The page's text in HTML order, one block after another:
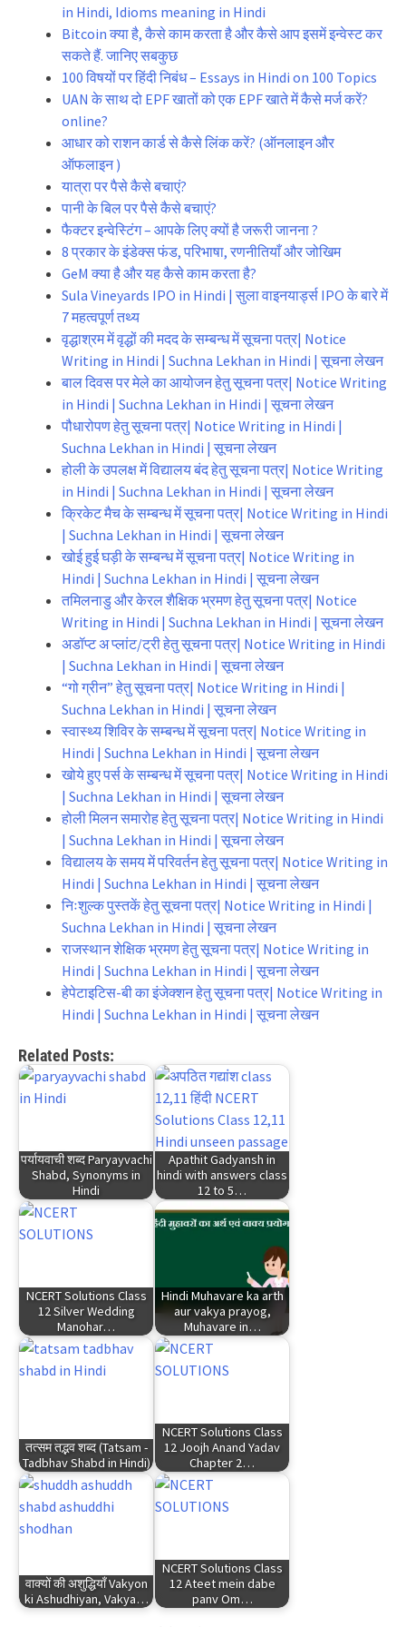
in Hindi, Idioms meaning in Hindi
Bitcoin क्या है, कैसे काम करता है और कैसे आप इसमें इन्वेस्ट कर
सकते हैं. जानिए सबकुछ
100 विषयों पर हिंदी निबंध – Essays in Hindi on 100 Topics
UAN के साथ दो EPF खातों को एक EPF खाते में कैसे मर्ज करें?
online?
आधार को राशन कार्ड से कैसे लिंक करें? (ऑनलाइन और
ऑफलाइन )
यात्रा पर पैसे कैसे बचाएं?
पानी के बिल पर पैसे कैसे बचाएं?
फैक्टर इन्वेस्टिंग – आपके लिए क्यों है जरूरी जानना ?
8 प्रकार के इंडेक्स फंड, परिभाषा, रणनीतियाँ और जोखिम
GeM क्या है और यह कैसे काम करता है?
Sula Vineyards IPO in Hindi | सुला वाइनयार्ड्स IPO के बारे में
7 महत्वपूर्ण तथ्य
वृद्धाश्रम में वृद्धों की मदद के सम्बन्ध में सूचना पत्र| Notice
Writing in Hindi | Suchna Lekhan in Hindi | सूचना लेखन
बाल दिवस पर मेले का आयोजन हेतु सूचना पत्र| Notice Writing
in Hindi | Suchna Lekhan in Hindi | सूचना लेखन
पौधारोपण हेतु सूचना पत्र| Notice Writing in Hindi |
Suchna Lekhan in Hindi | सूचना लेखन
होली के उपलक्ष में विद्यालय बंद हेतु सूचना पत्र| Notice Writing
in Hindi | Suchna Lekhan in Hindi | सूचना लेखन
क्रिकेट मैच के सम्बन्ध में सूचना पत्र| Notice Writing in Hindi
| Suchna Lekhan in Hindi | सूचना लेखन
खोई हुई घड़ी के सम्बन्ध में सूचना पत्र| Notice Writing in
Hindi | Suchna Lekhan in Hindi | सूचना लेखन
तमिलनाडु और केरल शैक्षिक भ्रमण हेतु सूचना पत्र| Notice
Writing in Hindi | Suchna Lekhan in Hindi | सूचना लेखन
अडॉप्ट अ प्लांट/ट्री हेतु सूचना पत्र| Notice Writing in Hindi
| Suchna Lekhan in Hindi | सूचना लेखन
“गो ग्रीन” हेतु सूचना पत्र| Notice Writing in Hindi |
Suchna Lekhan in Hindi | सूचना लेखन
स्वास्थ्य शिविर के सम्बन्ध में सूचना पत्र| Notice Writing in
Hindi | Suchna Lekhan in Hindi | सूचना लेखन
खोये हुए पर्स के सम्बन्ध में सूचना पत्र| Notice Writing in Hindi
| Suchna Lekhan in Hindi | सूचना लेखन
होली मिलन समारोह हेतु सूचना पत्र| Notice Writing in Hindi
| Suchna Lekhan in Hindi | सूचना लेखन
विद्यालय के समय में परिवर्तन हेतु सूचना पत्र| Notice Writing in
Hindi | Suchna Lekhan in Hindi | सूचना लेखन
निःशुल्क पुस्तकें हेतु सूचना पत्र| Notice Writing in Hindi |
Suchna Lekhan in Hindi | सूचना लेखन
राजस्थान शेक्षिक भ्रमण हेतु सूचना पत्र| Notice Writing in
Hindi | Suchna Lekhan in Hindi | सूचना लेखन
हेपेटाइटिस-बी का इंजेक्शन हेतु सूचना पत्र| Notice Writing in
Hindi | Suchna Lekhan in Hindi | सूचना लेखन
Related Posts:
पर्यायवाची शब्द Paryayvachi
Shabd, Synonyms in
Hindi
Apathit Gadyansh in
hindi with answers class
12 to 5…
NCERT Solutions Class
12 Silver Wedding
Manohar…
Hindi Muhavare ka arth
aur vakya prayog,
Muhavare in…
तत्सम तद्भव शब्द (Tatsam -
Tadbhav Shabd in Hindi)
NCERT Solutions Class
12 Joojh Anand Yadav
Chapter 2…
वाक्यों की अशुद्धियाँ Vakyon
ki Ashudhiyan, Vakya…
NCERT Solutions Class
12 Ateet mein dabe
panv Om…